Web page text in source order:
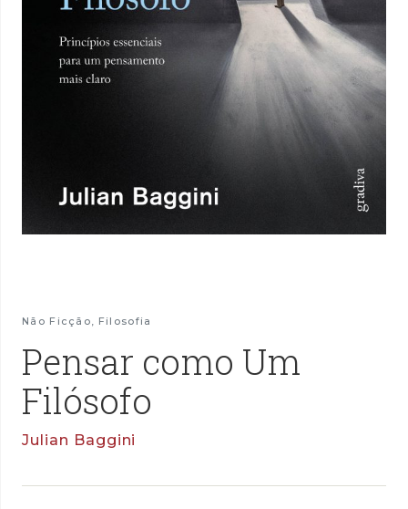
Não Ficção, Filosofia
Pensar como Um
Filósofo
Julian Baggini